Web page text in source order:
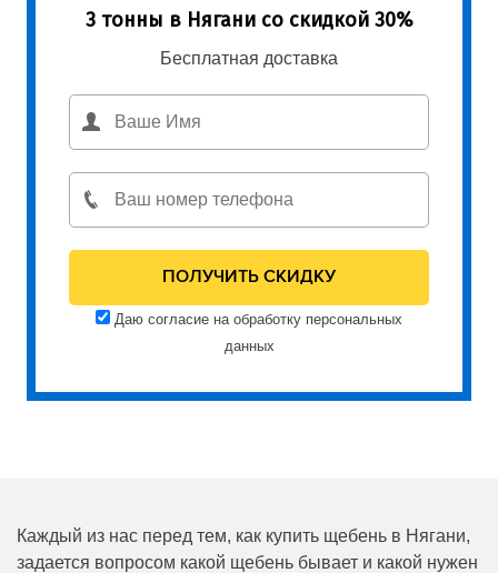
3 тонны в Нягани со скидкой 30%
Бесплатная доставка
Даю согласие на обработку персональных
данных
Каждый из нас перед тем, как купить щебень в Нягани,
задается вопросом какой щебень бывает и какой нужен